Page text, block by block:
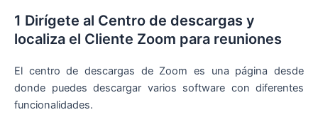
1 Dirígete al Centro de descargas y
localiza el Cliente Zoom para reuniones
El centro de descargas de Zoom es una página desde
donde puedes descargar varios software con diferentes
funcionalidades.